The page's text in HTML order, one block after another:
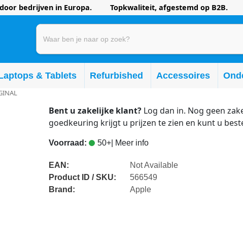
bedrijven in Europa. Topkwaliteit, afgestemd op
& Tablets Refurbished Accessoires
Bent u zakelijke klant? Log dan in. Nog geen
goedkeuring krijgt u prijzen te zien en kunt u
Voorraad: 50+ | Meer info
EAN:
Not Available
Product ID / SKU:
566549
Brand:
Apple